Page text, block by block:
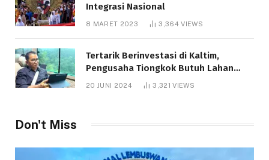
Integrasi Nasional
8 MARET 2023 3,364VIEWS
Tertarik Berinvestasi di Kaltim,
Pengusaha Tiongkok Butuh Lahan
1.000 Hektare
20 JUNI 2024 3,321VIEWS
Don't Miss